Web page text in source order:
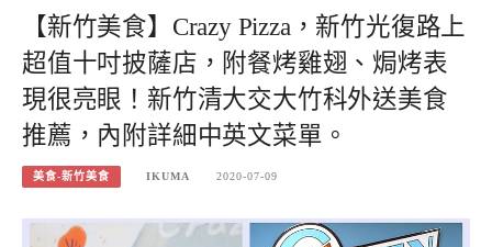
【新竹美食】Crazy Pizza，新竹光復路上
超值十吋披薩店，附餐烤雞翅、焗烤表
現很亮眼！新竹清大交大竹科外送美食
推薦，內附詳細中英文菜單。
美食-新竹美食 IKUMA 2020-07-09